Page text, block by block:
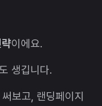
이에요.
생깁니다.
보고, 랜딩페이지